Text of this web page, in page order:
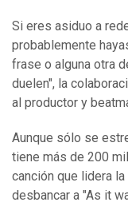
Si eres asiduo a
probablemente
frase o alguna otra
duelen", la
al productor y
Aunque sólo se
tiene más de 200
canción que lidera
desbancar a "As it